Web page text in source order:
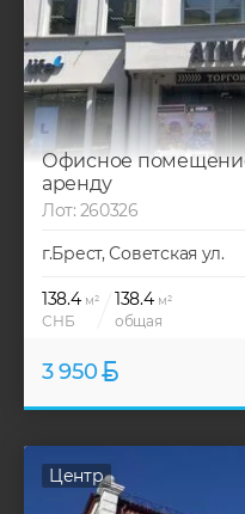
Офисное
аренду
Лот: 260326
г.Брест, Советская ул.
138.4 м²
СНБ
138.4 м²
общая
3 950
Центр